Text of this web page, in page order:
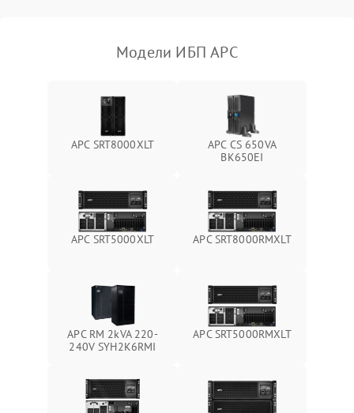
Неисправность системы
Подробнее →
переключения
Неисправность системы
1500 ₽ Подробнее →
Повреждение внутренних
Подробнее →
Неисправность системы
Поломка системы защиты
от перегрузок
Подробнее →
Модели ИБП APC
APC SRT8000XLT
APC CS 650VA
BK650EI
APC SRT5000XLT APC SRT8000RMXLT
APC RM 2kVA 220-
240V SYH2K6RMI
APC SRT5000RMXLT